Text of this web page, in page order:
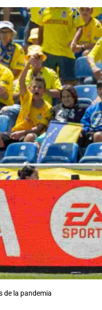
de la pandemia